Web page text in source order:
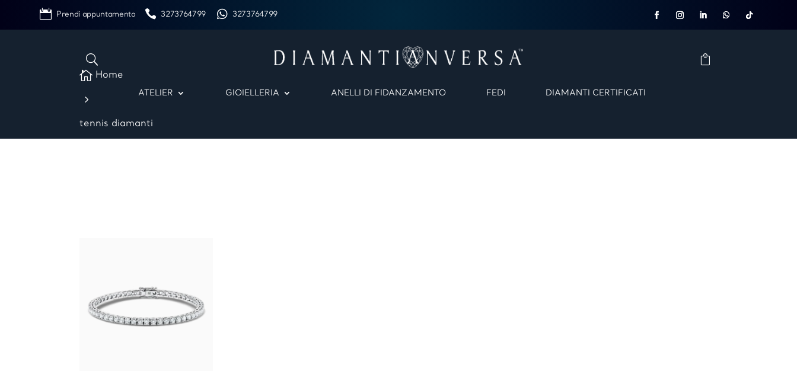
Prendi appuntamento 3273764799 3273764799
ATELIER GIOIELLERIA ANELLI DI FIDANZAMENTO FEDI DIAMANTI CERTIFICATI
 Home
5
tennis diamanti